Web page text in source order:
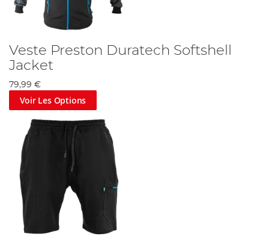
Veste Preston Duratech Softshell
Jacket
79,99 €
Voir Les Options